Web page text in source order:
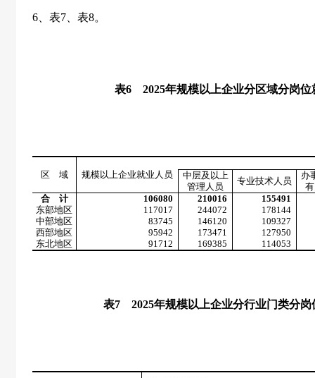
6 、表7 、表8。
表6 2025年规模以上企业分区域分岗
区 域 规模以上企业就业人员
中层及以上
管理人员
专业技术人员
办
合 计
106080 210016
155491
东部地区
117017 244072
178144
中部地区
83745 146120
109327
西部地区
95942 173471
127950
东北地区
91712 169385 114053
表7 2025年规模以上企业分行业门类分